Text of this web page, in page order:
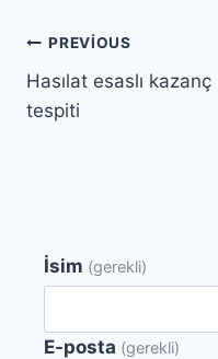
Yazı
gezinmesi
PREVIOUS
Hasılat esaslı kazanç
tespiti
İsim (gerekli)
E-posta (gerekli)